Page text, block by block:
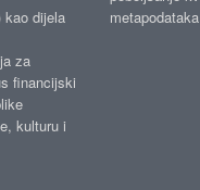
kao dijela
za
financijski
kulturu i